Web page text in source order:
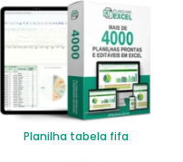
Planilha tabela fifa